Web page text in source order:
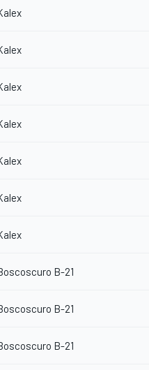
B-21
B-21
B-21